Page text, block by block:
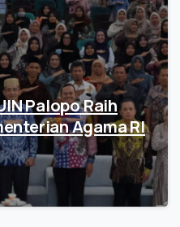
Palopo Raih
Agama RI